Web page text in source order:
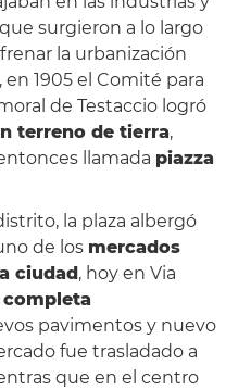
surgieron a lo largo
la urbanización
1905 el Comité para
de Testaccio logró
terreno de tierra,
llamada piazza
la plaza albergó
de los mercados
ciudad , hoy en Via
completa
pavimentos y nuevo
fue trasladado a
que en el centro